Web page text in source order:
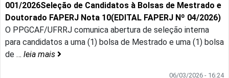
001/2026Seleção de Candidatos à Bolsas de Mestrado e
Doutorado FAPERJ Nota 10(EDITAL FAPERJ Nº 04/2026)
O PPGCAF/UFRRJ comunica abertura de seleção interna
para candidatos a uma (1) bolsa de Mestrado e uma (1) bolsa
de … leia mais
06/03/2026 - 16:24